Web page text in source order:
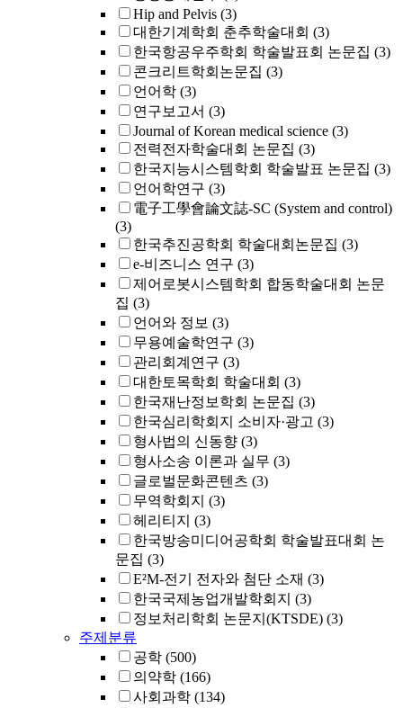
Hip and Pelvis (3)
대한기계학회 춘추학술대회 (3)
한국항공우주학회 학술발표회 논문집 (3)
콘크리트학회논문집 (3)
언어학 (3)
연구보고서 (3)
Journal of Korean medical science (3)
전력전자학술대회 논문집 (3)
한국지능시스템학회 학술발표 논문집 (3)
언어학연구 (3)
電子工學會論文誌-SC (System and control)
(3)
한국추진공학회 학술대회논문집 (3)
e-비즈니스 연구 (3)
제어로봇시스템학회 합동학술대회 논문
집 (3)
언어와 정보 (3)
무용예술학연구 (3)
관리회계연구 (3)
대한토목학회 학술대회 (3)
한국재난정보학회 논문집 (3)
한국심리학회지 소비자·광고 (3)
형사법의 신동향 (3)
형사소송 이론과 실무 (3)
글로벌문화콘텐츠 (3)
무역학회지 (3)
헤리티지 (3)
한국방송미디어공학회 학술발표대회 논
문집 (3)
E²M-전기 전자와 첨단 소재 (3)
한국국제농업개발학회지 (3)
정보처리학회 논문지(KTSDE) (3)
주제분류
공학 (500)
의약학 (166)
사회과학 (134)